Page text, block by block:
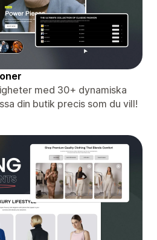
med 30+ dynamiska
din butik precis som du vill!